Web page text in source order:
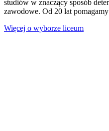
studiów w znaczący sposób
zawodowe. Od 20 lat
Więcej o wyborze liceum